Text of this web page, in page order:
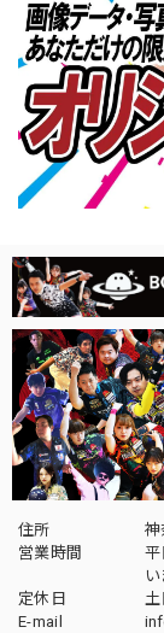
住所
神
営業時間
平
い
定休日
土
E-mail